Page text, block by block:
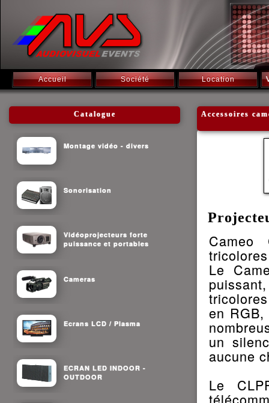
Accueil Société Location
Catalogue
Montage vidéo - divers
Sonorisation
Vidéoprojecteurs forte
puissance et portables
Cameras
Ecrans LCD / Plasma
ECRAN LED INDOOR -
OUTDOOR
Accessoires
Cameo
Le
en
un
aucune
Le